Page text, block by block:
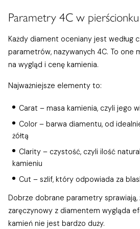
Parametry 4C w
Każdy diament oceniany jest według
parametrów, nazywanych 4C. To one
na wygląd i cenę kamienia.
Najważniejsze elementy to:
Carat – masa kamienia, czyli jego
Color – barwa diamentu, od
żółtą
Clarity – czystość, czyli ilość
kamieniu
Cut – szlif, który odpowiada za
Dobrze dobrane parametry sprawiają,
zaręczynowy z diamentem wygląda
kamień nie jest bardzo duży.